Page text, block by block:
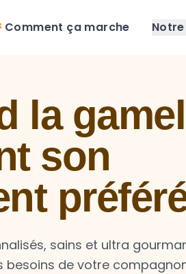
Comment ça marche
la
son
sains et ultra
besoins de votre